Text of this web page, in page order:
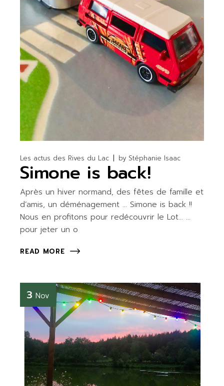
Les actus des Rives du Lac by Stéphanie Isaac
Simone is back!
Après un hiver normand, des fêtes de famille et
d’amis, un déménagement … Simone is back !!
Nous en profitons pour redécouvrir le Lot… …
pour jeter un o
READ MORE
3 Nov